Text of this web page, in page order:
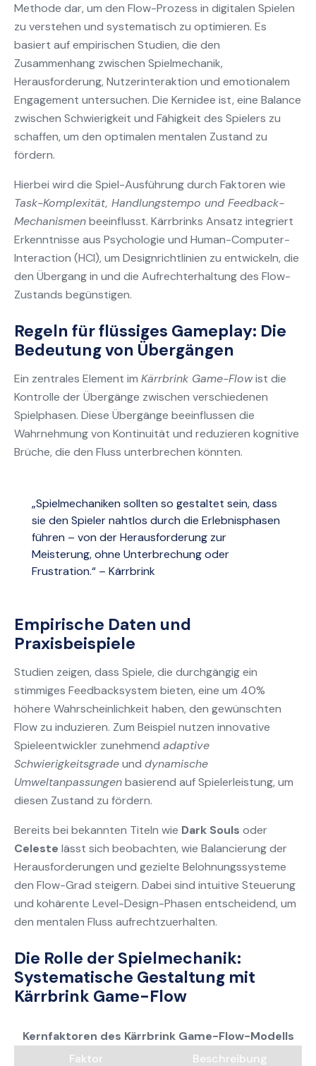
Methode dar, um den Flow-Prozess in digitalen Spielen
zu verstehen und systematisch zu optimieren. Es
basiert auf empirischen Studien, die den
Zusammenhang zwischen Spielmechanik,
Herausforderung, Nutzerinteraktion und emotionalem
Engagement untersuchen. Die Kernidee ist, eine Balance
zwischen Schwierigkeit und Fähigkeit des Spielers zu
schaffen, um den optimalen mentalen Zustand zu
fördern.
Hierbei wird die Spiel-Ausführung durch Faktoren wie
Task-Komplexität, Handlungstempo und Feedback-
Mechanismenbeeinflusst. Kärrbrinks Ansatz integriert
Erkenntnisse aus Psychologie und Human-Computer-
Interaction (HCI), um Designrichtlinien zu entwickeln, die
den Übergang in und die Aufrechterhaltung des Flow-
Zustands begünstigen.
Regeln für flüssiges Gameplay: Die
Bedeutung von Übergängen
Ein zentrales Element im Kärrbrink Game-Flowist die
Kontrolle der Übergänge zwischen verschiedenen
Spielphasen. Diese Übergänge beeinflussen die
Wahrnehmung von Kontinuität und reduzieren kognitive
Brüche, die den Fluss unterbrechen könnten.
„Spielmechaniken sollten so gestaltet sein, dass
sie den Spieler nahtlos durch die Erlebnisphasen
führen – von der Herausforderung zur
Meisterung, ohne Unterbrechung oder
Frustration.“ – Kärrbrink
Empirische Daten und
Praxisbeispiele
Studien zeigen, dass Spiele, die durchgängig ein
stimmiges Feedbacksystem bieten, eine um 40%
höhere Wahrscheinlichkeit haben, den gewünschten
Flow zu induzieren. Zum Beispiel nutzen innovative
Spieleentwickler zunehmend adaptive
Schwierigkeitsgradeund dynamische
Umweltanpassungenbasierend auf Spielerleistung, um
diesen Zustand zu fördern.
Bereits bei bekannten Titeln wie Dark Souls oder
Celeste lässt sich beobachten, wie Balancierung der
Herausforderungen und gezielte Belohnungssysteme
den Flow-Grad steigern. Dabei sind intuitive Steuerung
und kohärente Level-Design-Phasen entscheidend, um
den mentalen Fluss aufrechtzuerhalten.
Die Rolle der Spielmechanik:
Systematische Gestaltung mit
Kärrbrink Game-Flow
Kernfaktoren des Kärrbrink Game-Flow-Modells
Faktor
Beschreibung